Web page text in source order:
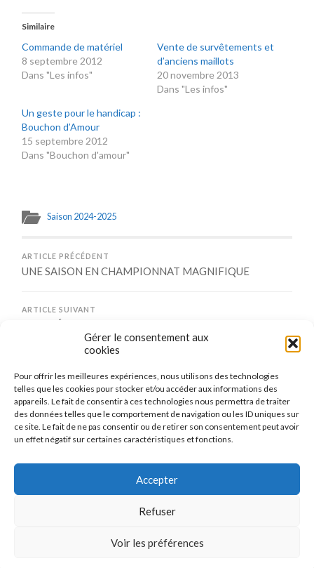
Gérer le consentement aux
cookies
Pour offrir les meilleures expériences, nous utilisons des technologies
telles que les cookies pour stocker et/ou accéder aux informations des
appareils. Le fait de consentir à ces technologies nous permettra de traiter
des données telles que le comportement de navigation ou les ID uniques sur
ce site. Le fait de ne pas consentir ou de retirer son consentement peut avoir
un effet négatif sur certaines caractéristiques et fonctions.
Accepter
Refuser
Voir les préférences
Similaire
Commande de matériel
8 septembre 2012
Dans "Les infos"
Vente de survêtements et
d’anciens maillots
20 novembre 2013
Dans "Les infos"
Un geste pour le handicap :
Bouchon d’Amour
15 septembre 2012
Dans "Bouchon d'amour"
Saison 2024-2025
ARTICLE PRÉCÉDENT
UNE SAISON EN CHAMPIONNAT MAGNIFIQUE
ARTICLE SUIVANT
JOURNÉE PORTES OUVERTES TENNIS DE TABLE
Comments are closed.
CONNEXION
LE TENNIS DE TABLE DE MAIZIÈRES-LÈS-METZ